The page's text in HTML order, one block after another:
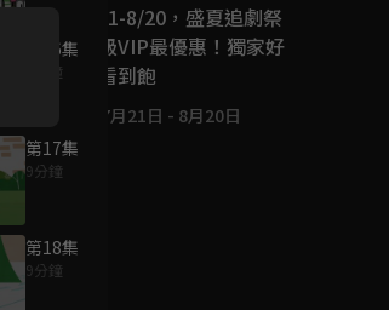
第16集
9分鐘
第17集
9分鐘
第18集
9分鐘
7/21-8/20，盛夏追劇祭
升級VIP最優惠！獨家好
戲看到飽
7月21日 - 8月20日